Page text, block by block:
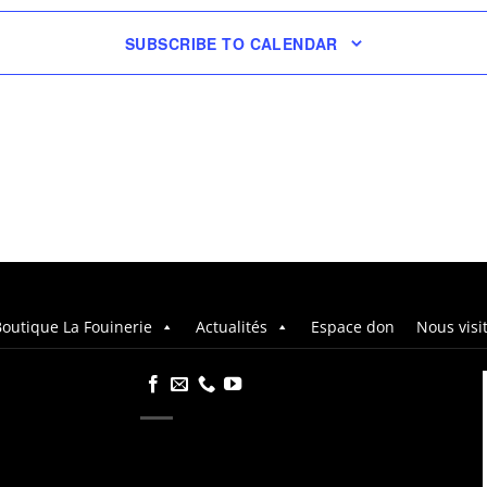
SUBSCRIBE TO CALENDAR
La Fouinerie Actualités Espace don Nous